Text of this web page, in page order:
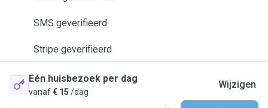
SMS geverifieerd
Stripe geverifieerd
Eén huisbezoek per dag
vanaf€ 15 /dag
Wijzigen